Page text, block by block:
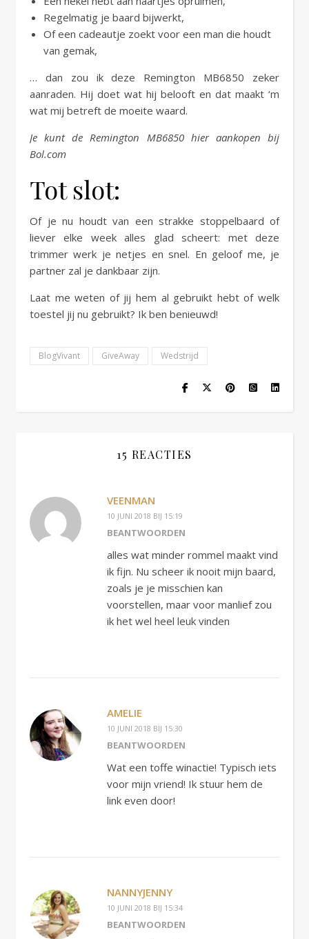
Regelmatig je baard bijwerkt,
Of een cadeautje zoekt voor een man die houdt
van gemak,
… dan zou ik deze Remington MB6850 zeker
aanraden. Hij doet wat hij belooft en dat maakt ‘m
wat mij betreft de moeite waard.
Je kunt de Remington MB6850 hier aankopen bij
Bol.com
Tot slot:
Of je nu houdt van een strakke stoppelbaard of
liever elke week alles glad scheert: met deze
trimmer werk je netjes en snel. En geloof me, je
partner zal je dankbaar zijn.
Laat me weten of jij hem al gebruikt hebt of welk
toestel jij nu gebruikt? Ik ben benieuwd!
BlogVivant GiveAway Wedstrijd
15 REACTIES
VEENMAN
10 JUNI 2018 BIJ 15:19
BEANTWOORDEN
alles wat minder rommel maakt vind
ik fijn. Nu scheer ik nooit mijn baard,
zoals je je misschien kan
voorstellen, maar voor manlief zou
ik het wel heel leuk vinden
AMELIE
10 JUNI 2018 BIJ 15:30
BEANTWOORDEN
Wat een toffe winactie! Typisch iets
voor mijn vriend! Ik stuur hem de
link even door!
NANNYJENNY
10 JUNI 2018 BIJ 15:34
BEANTWOORDEN